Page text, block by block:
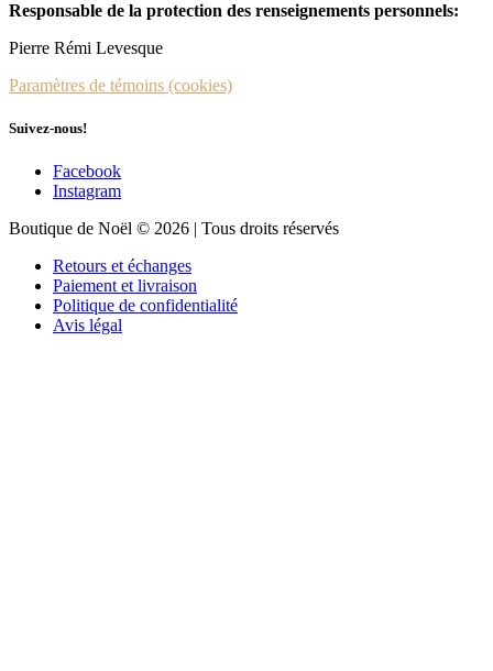
Responsable de la protection des renseignements personnels:
Pierre Rémi Levesque
Paramètres de témoins (cookies)
Suivez-nous!
Facebook
Instagram
Boutique de Noël © 2026 | Tous droits réservés
Retours et échanges
Paiement et livraison
Politique de confidentialité
Avis légal